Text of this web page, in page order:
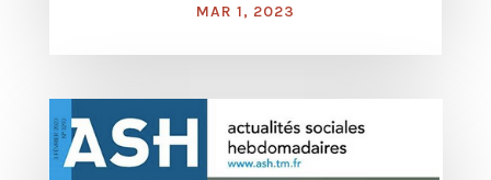
MAR 1, 2023